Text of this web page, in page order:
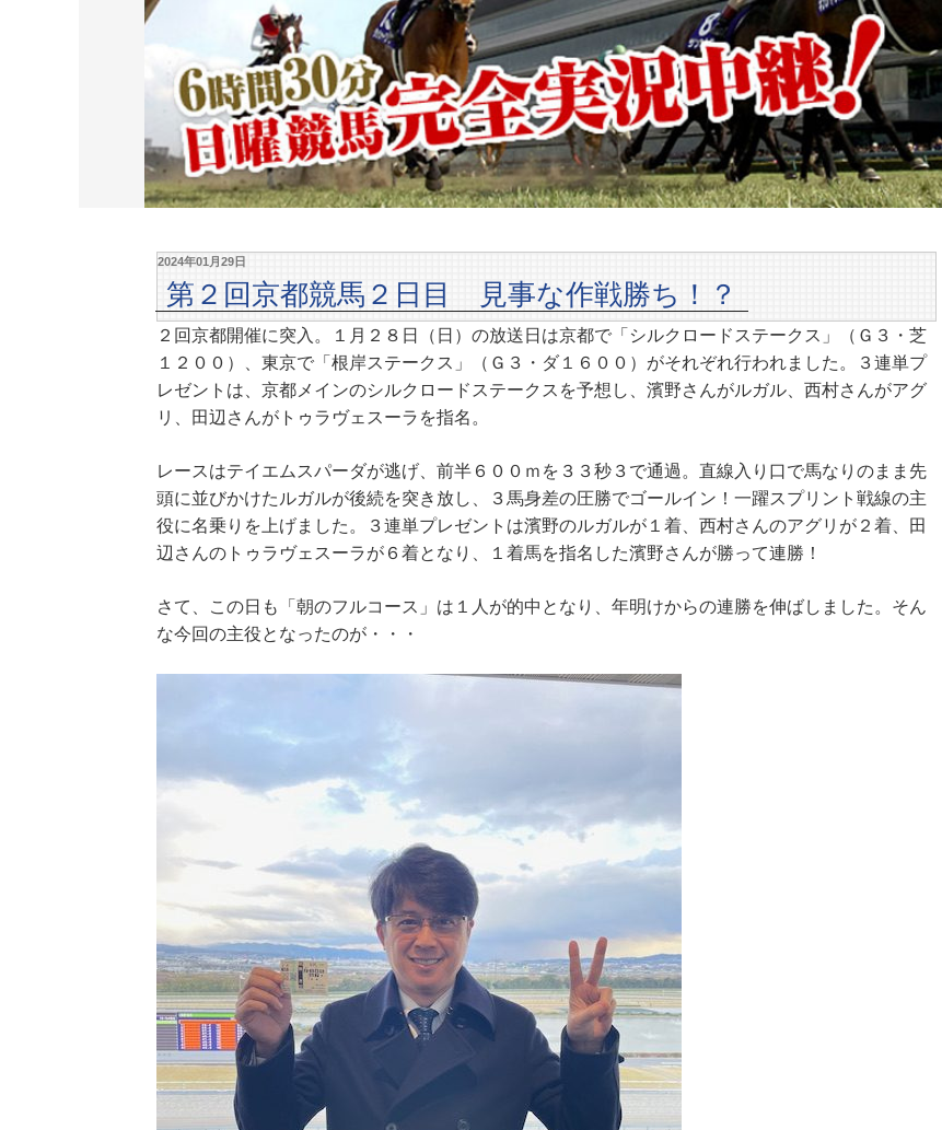
2024年01月29日
第２回京都競馬２日目 見事な作戦勝ち！？
２回京都開催に突入。１月２８日（日）の放送日は京都で「シルクロードステークス」（Ｇ３・芝
１２００）、東京で「根岸ステークス」（Ｇ３・ダ１６００）がそれぞれ行われました。３連単プ
レゼントは、京都メインのシルクロードステークスを予想し、濱野さんがルガル、西村さんがアグ
リ、田辺さんがトゥラヴェスーラを指名。
レースはテイエムスパーダが逃げ、前半６００ｍを３３秒３で通過。直線入り口で馬なりのまま先
頭に並びかけたルガルが後続を突き放し、３馬身差の圧勝でゴールイン！一躍スプリント戦線の主
役に名乗りを上げました。３連単プレゼントは濱野のルガルが１着、西村さんのアグリが２着、田
辺さんのトゥラヴェスーラが６着となり、１着馬を指名した濱野さんが勝って連勝！
さて、この日も「朝のフルコース」は１人が的中となり、年明けからの連勝を伸ばしました。そん
な今回の主役となったのが・・・